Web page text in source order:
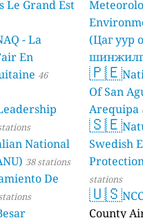
Le Grand Est
- La
En
46
National
38 stations
De
(Цаг уур
stations
🇵🇪
Of San
Arequipa
🇸🇪
Swedish
stations
🇺🇸
County